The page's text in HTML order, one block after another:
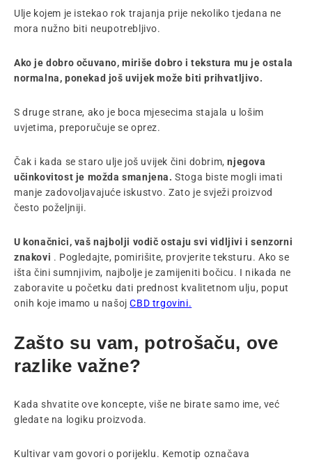
Ulje kojem je istekao rok trajanja prije nekoliko tjedana ne
mora nužno biti neupotrebljivo.
Ako je dobro očuvano, miriše dobro i tekstura mu je ostala
normalna, ponekad još uvijek može biti prihvatljivo.
S druge strane, ako je boca mjesecima stajala u lošim
uvjetima, preporučuje se oprez.
Čak i kada se staro ulje još uvijek čini dobrim, njegova
učinkovitost je možda smanjena. Stoga biste mogli imati
manje zadovoljavajuće iskustvo. Zato je svježi proizvod
često poželjniji.
U konačnici, vaš najbolji vodič ostaju svi vidljivi i senzorni
znakovi . Pogledajte, pomirišite, provjerite teksturu. Ako se
išta čini sumnjivim, najbolje je zamijeniti bočicu. I nikada ne
zaboravite u početku dati prednost kvalitetnom ulju, poput
onih koje imamo u našoj CBD trgovini.
Zašto su vam, potrošaču, ove
razlike važne?
Kada shvatite ove koncepte, više ne birate samo ime, već
gledate na logiku proizvoda.
Kultivar vam govori o porijeklu. Kemotip označava